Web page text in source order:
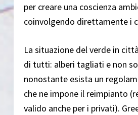
per creare una coscienza
coinvolgendo direttamente i
La situazione del verde in
di tutti: alberi tagliati e non
nonostante esista un
che ne impone il reimpianto
valido anche per i privati).